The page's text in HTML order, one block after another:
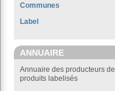
Communes
Label
ANNUAIRE
Annuaire des producteurs de
produits labelisés